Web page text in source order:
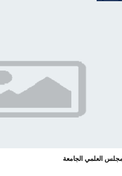
العلمي الجامعة